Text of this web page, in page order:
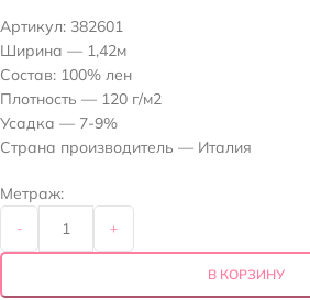
Артикул: 382601
Ширина — 1,42м
Состав: 100% лен
Плотность — 120 г/м2
Усадка — 7-9%
Страна производитель — Италия
Метраж:
- +
В КОРЗИНУ